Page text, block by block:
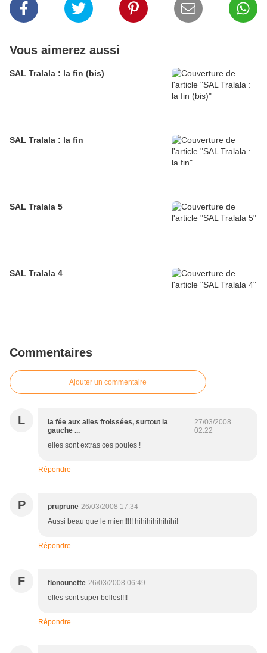
Vous aimerez aussi
SAL Tralala : la fin (bis)
SAL Tralala : la fin
SAL Tralala 5
SAL Tralala 4
Commentaires
Ajouter un commentaire
L
la fée aux ailes froissées, surtout la
gauche ...
27/03/2008
02:22
elles sont extras ces poules !
Répondre
P pruprune 26/03/2008 17:34
Aussi beau que le mien!!!!! hihihihihihihi!
Répondre
F flonounette 26/03/2008 06:49
elles sont super belles!!!!
Répondre